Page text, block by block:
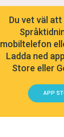
Du vet väl att
mobiltelefon
Ladda ned
Store eller
APP